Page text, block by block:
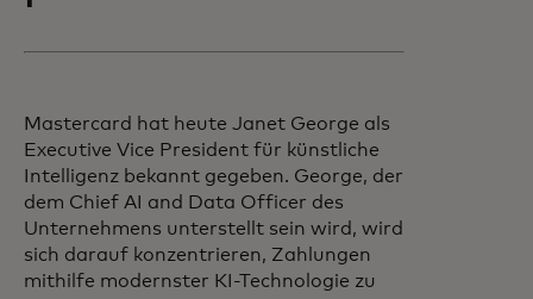
Mastercard hat heute Janet George als
Executive Vice President für künstliche
Intelligenz bekannt gegeben. George, der
dem Chief AI and Data Officer des
Unternehmens unterstellt sein wird, wird
sich darauf konzentrieren, Zahlungen
mithilfe modernster KI-Technologie zu